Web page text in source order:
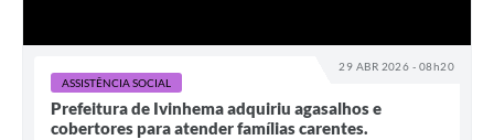
29 ABR 2026 - 08h20
ASSISTÊNCIA SOCIAL
Prefeitura de Ivinhema adquiriu agasalhos e
cobertores para atender famílias carentes.